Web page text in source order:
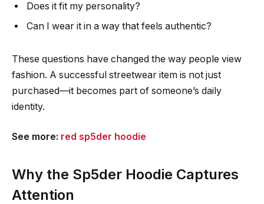
Does it fit my personality?
Can I wear it in a way that feels authentic?
These questions have changed the way people view
fashion. A successful streetwear item is not just
purchased—it becomes part of someone’s daily
identity.
See more: red sp5der hoodie
Why the Sp5der Hoodie Captures
Attention